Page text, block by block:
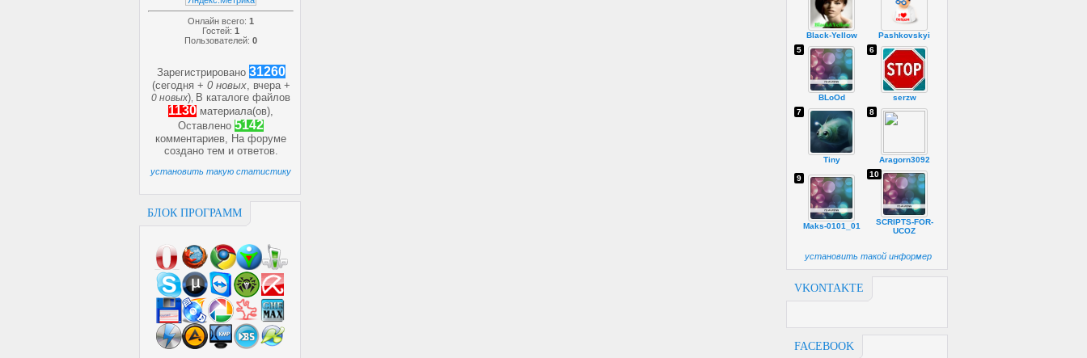
Онлайн всего: 1
Гостей: 1
Пользователей: 0
Зарегистрировано 31260
(сегодня + 0 новых, вчера +
0 новых) В каталоге файлов
1130 материала(ов),
Оставлено 5142
комментариев, На форуме
создано тем и ответов.
установить такую статистику
БЛОК ПРОГРАММ
Black-Yellow Pashkovskyi
BLoOd
5
serzw
6
Tiny
7
Aragorn3092
8
Maks-0101_01
9
SCRIPTS-FOR-
UCOZ
10
установить такой информер
VKONTAKTE
FACEBOOK